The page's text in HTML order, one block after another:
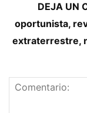
DEJA UN
oportunista,
extraterrestre,